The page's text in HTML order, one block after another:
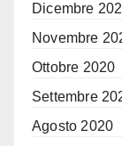
Dicembre
Novembre
Ottobre 2020
Settembre
Agosto 2020